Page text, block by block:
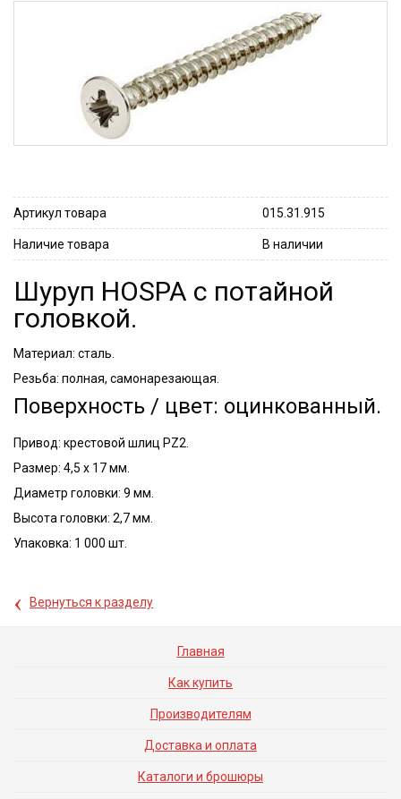
Артикул товара 015.31.915
Наличие товара В наличии
Шуруп HOSPA с потайной
головкой.
Материал: сталь.
Резьба: полная, самонарезающая.
Поверхность / цвет: оцинкованный.
Привод: крестовой шлиц PZ2.
Размер: 4,5 x 17 мм.
Диаметр головки: 9 мм.
Высота головки: 2,7 мм.
Упаковка: 1 000 шт.
‹ Вернуться к разделу
Главная
Как купить
Производителям
Доставка и оплата
Каталоги и брошюры